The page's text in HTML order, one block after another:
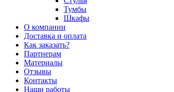
Тумбы
Шкафы
О компании
Доставка и оплата
Как заказать?
Партнерам
Материалы
Отзывы
Контакты
Наши работы